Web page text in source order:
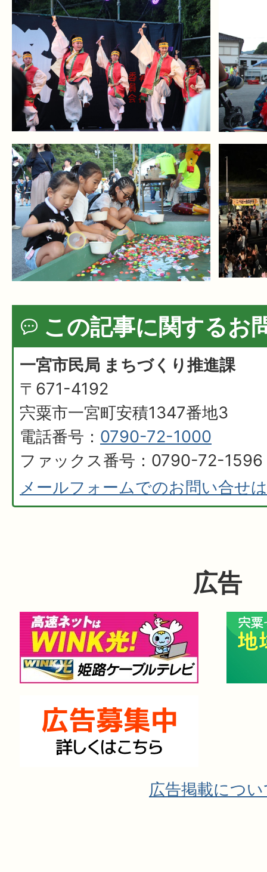
この記事に関するお
一宮市民局 まちづくり推進課
〒671-4192
宍粟市一宮町安積1347番地3
電話番号： 0790-72-1000
ファックス番号：0790-72-1596
メールフォームでのお問い合せ
広告
広告掲載につ